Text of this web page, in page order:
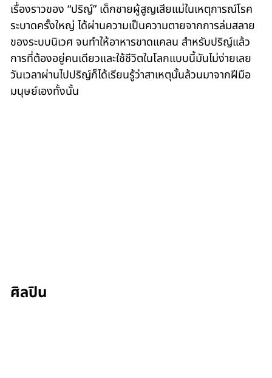
เรื่องราวของ “ปริญ์” เด็กชายผู้สูญเสียแม่ในเหตุการณ์โรค
ระบาดครั้งใหญ่ ได้ผ่านความเป็นความตายจากการล่มสลาย
ของระบบนิเวศ จนทำให้อาหารขาดแคลน สำหรับปริญ์แล้ว
การที่ต้องอยู่คนเดียวและใช้ชีวิตในโลกแบบนี้มันไม่ง่ายเลย
วันเวลาผ่านไปปริญ์ก็ได้เรียนรู้ว่าสาเหตุนั้นล้วนมาจากฝีมือ
มนุษย์เองทั้งนั้น
ศิลปิน